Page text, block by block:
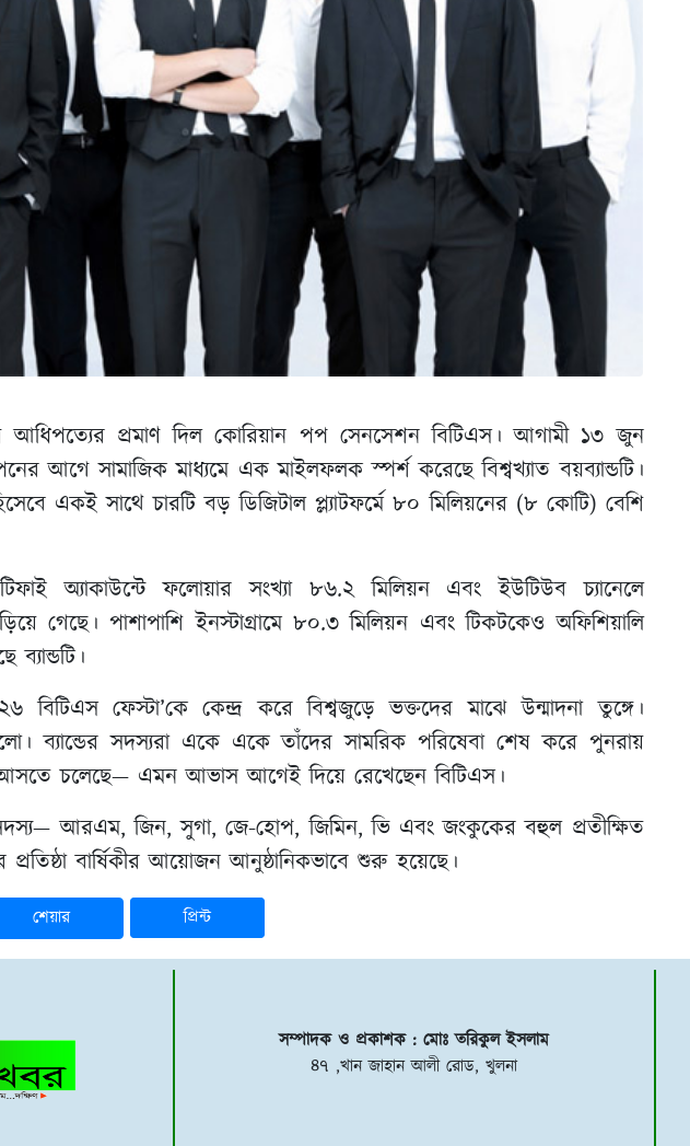
আধিপত্যের প্রমাণ দিল কোরিয়ান পপ সেনসেশন বিটিএস। আগামী ১৩ জুন
আগে সামাজিক মাধ্যমে এক মাইলফলক স্পর্শ করেছে বিশ্বখ্যাত বয়ব্যান্ডটি।
একই সাথে চারটি বড় ডিজিটাল প্ল্যাটফর্মে ৮০ মিলিয়নের (৮ কোটি) বেশি
অ্যাকাউন্টে ফলোয়ার সংখ্যা ৮৬.২ মিলিয়ন এবং ইউটিউব চ্যানেলে
গেছে। পাশাপাশি ইনস্টাগ্রামে ৮০.৩ মিলিয়ন এবং টিকটকেও অফিশিয়ালি
বিটিএস ফেস্টা’কে কেন্দ্র করে বিশ্বজুড়ে ভক্তদের মাঝে উন্মাদনা তুঙ্গে।
ব্যান্ডের সদস্যরা একে একে তাঁদের সামরিক পরিষেবা শেষ করে পুনরায়
আসতে চলেছে— এমন আভাস আগেই দিয়ে রেখেছেন বিটিএস।
আরএম, জিন, সুগা, জে-হোপ, জিমিন, ভি এবং জংকুকের বহুল প্রতীক্ষিত
প্রতিষ্ঠা বার্ষিকীর আয়োজন আনুষ্ঠানিকভাবে শুরু হয়েছে।
শেয়ার প্রিন্ট
সম্পাদক ও প্রকাশক : মোঃ তরিকুল ইসলাম
৪৭ ,খান জাহান আলী রোড, খুলনা